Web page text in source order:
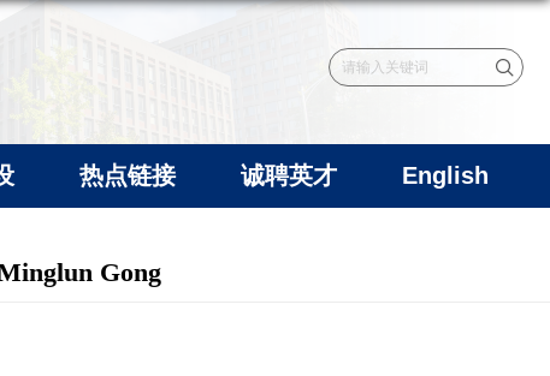
热点链接 诚聘英才 English
Gong